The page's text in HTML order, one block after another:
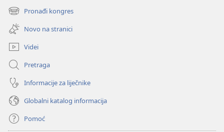
se
novi
prozor)
Pronađi kongres
(otvara
se
novi
prozor)
Novo na stranici
Videi
Pretraga
Informacije za liječnike
Globalni katalog informacija
Pomoć